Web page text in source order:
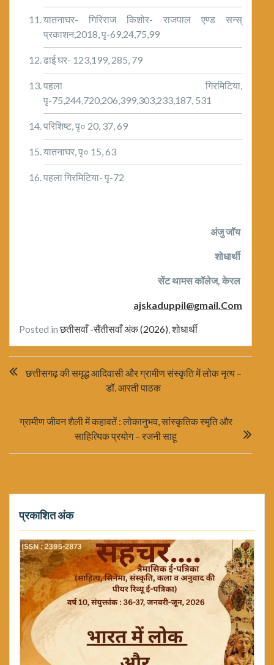
यातनाघर- गिरिराज किशोर- राजपाल एण्ड सन्स्
प्रकाशन,2018, पृ-69,24,75,99
ढाई घर- 123,199, 285, 79
पहला गिरमिटिया,
पृ-75,244,720,206,399,303,233,187, 531
परिशिष्ट, पृ० 20, 37, 69
यातनाघर, पृ० 15, 63
पहला गिरमिटिया- पृ-72
अंजु जॉय
शोधार्थी
सेंट थामस कॉलेज, केरल
ajskaduppil@gmail.Com
Posted inछतीसवाँ -सैंतीसवाँ अंक (2026) ,शोधार्थी
navigation
छत्तीसगढ़ की समृद्ध आदिवासी और ग्रामीण संस्कृति में लोक नृत्य –
डॉ. आरती पाठक
ग्रामीण जीवन शैली में कहावतें : लोकानुभव, सांस्कृतिक स्मृति और
साहित्यिक प्रयोग – रजनी साहू
प्रकाशित अंक